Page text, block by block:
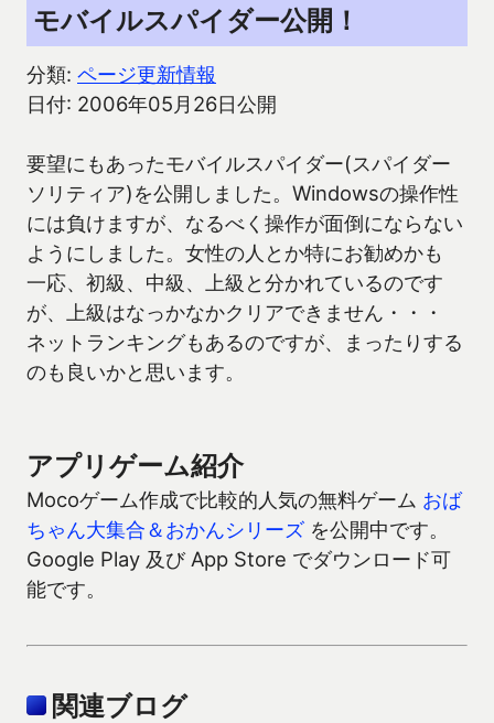
モバイルスパイダー公開！
分類: ページ更新情報
日付: 2006年05月26日公開
要望にもあったモバイルスパイダー(スパイダー
ソリティア)を公開しました。Windowsの操作性
には負けますが、なるべく操作が面倒にならない
ようにしました。女性の人とか特にお勧めかも
一応、初級、中級、上級と分かれているのです
が、上級はなっかなかクリアできません・・・
ネットランキングもあるのですが、まったりする
のも良いかと思います。
アプリゲーム紹介
Mocoゲーム作成で比較的人気の無料ゲーム おば
ちゃん大集合＆おかんシリーズ を公開中です。
Google Play 及び App Store でダウンロード可
能です。
関連ブログ